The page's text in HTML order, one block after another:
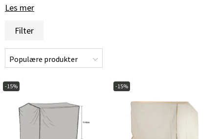
former.
Har du spørsmål, er du hjertelig velkommen til å
deg videre med hammocktrekket ditt!
Les mer
Filter
-15% -15%